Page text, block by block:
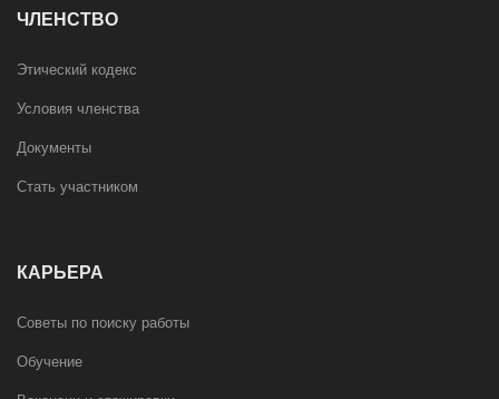
ЧЛЕНСТВО
Этический кодекс
Условия членства
Документы
Стать участником
КАРЬЕРА
Советы по поиску работы
Обучение